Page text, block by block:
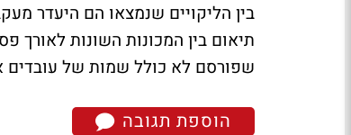
בין הליקויים שנמצאו הם היעדר
תיאום בין המכונות השונות לאורך
שפורסם לא כולל שמות של עובדים
הוספת תגובה